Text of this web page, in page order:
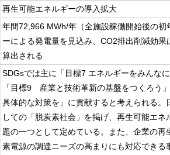
再生可能エネルギーの導入拡大
年間72,966 MWh/年（全施設稼働開始後の初
ーによる発電量を見込み、CO2排出削減効
算出される
SDGsでは主に「目標7 エネルギーをみんな
「目標9 産業と技術革新の基盤をつくろう
具体的な対策を」に貢献すると考えられる。
しての「脱炭素社会」を掲げ、再生可能エネ
題の一つとして定めている。また、企業の再
素電源の調達ニーズの高まりにも対応できる